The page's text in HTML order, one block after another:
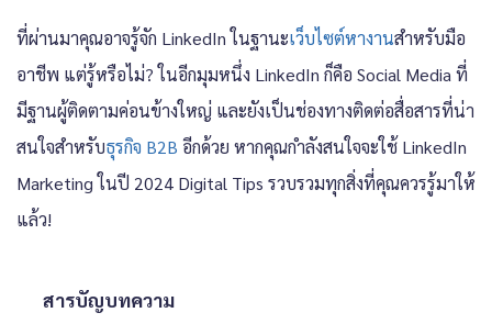
ที่ผ่านมาคุณอาจรู้จัก LinkedIn ในฐานะเว็บไซต์หางานสำหรับมือ
อาชีพ แต่รู้หรือไม่? ในอีกมุมหนึ่ง LinkedIn ก็คือ Social Media ที่
มีฐานผู้ติดตามค่อนข้างใหญ่ และยังเป็นช่องทางติดต่อสื่อสารที่น่า
สนใจสำหรับธุรกิจ B2B อีกด้วย หากคุณกำลังสนใจจะใช้ LinkedIn
Marketing ในปี 2024 Digital Tips รวบรวมทุกสิ่งที่คุณควรรู้มาให้
แล้ว!
สารบัญบทความ